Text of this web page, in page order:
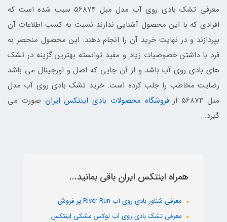
معرفی تشک بادی روی آب مدل مبل 56874 سبب شده است که
افرادی که با این محصول آشنایی ندارند نسبت به کسب اطلاعات آن
بپردازند و در نهایت خرید آن را انجام دهند. این محصول منحصر به
فرد با داشتن خصوصیات زیاد و مفید توانسته بهترین گزینه در تشک
های بادی روی آب باشد و از آن جایی که اصل و اورجینال می باشد
رضایت مخاطب را جلب کرده است. خرید تشک بادی روی آب مدل
مبل 56874 از
فروشگاه محصولات بادی اینتکس ایران صورت می
گیرد.
همراه اینتکس ایران باقی بمانید...
معرفی شناور بادی روی آب River Run پر فروش
معرفی تشک بادی روی آب لوکس مشکی اینتکس